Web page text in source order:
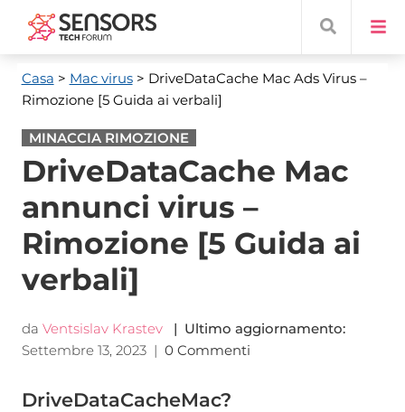
Casa > Mac virus > DriveDataCache Mac Ads Virus–
Rimozione [5 Guida ai verbali]
MINACCIA RIMOZIONE
DriveDataCache Mac
annunci virus –
Rimozione [5 Guida ai
verbali]
da Ventsislav Krastev
| Ultimo aggiornamento:
Settembre 13, 2023| 0 Commenti
DriveDataCacheMac?